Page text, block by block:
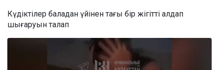
Күдіктілер баладан үйінен тағы бір жігітті алдап
шығаруын талап